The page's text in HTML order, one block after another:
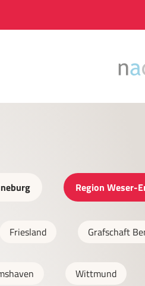
Region Weser-
Friesland Grafschaft
Wittmund